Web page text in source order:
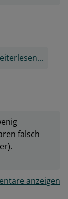
falsch
anzeigen